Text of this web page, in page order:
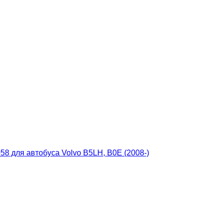
для автобуса Volvo B5LH, B0E (2008-)